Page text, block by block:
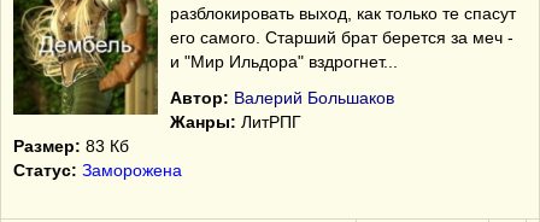
разблокировать выход, как только те спасут
его самого. Старший брат берется за меч -
и "Мир Ильдора" вздрогнет...
Автор: Валерий Большаков
Жанры: ЛитРПГ
Размер: 83 Кб
Статус: Заморожена